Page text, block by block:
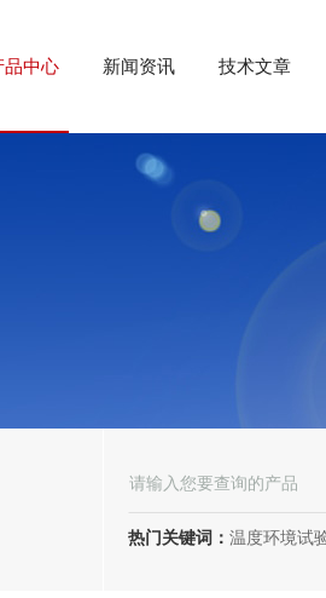
品中心 新闻资讯 技术文章
热门关键词： 温度环境试